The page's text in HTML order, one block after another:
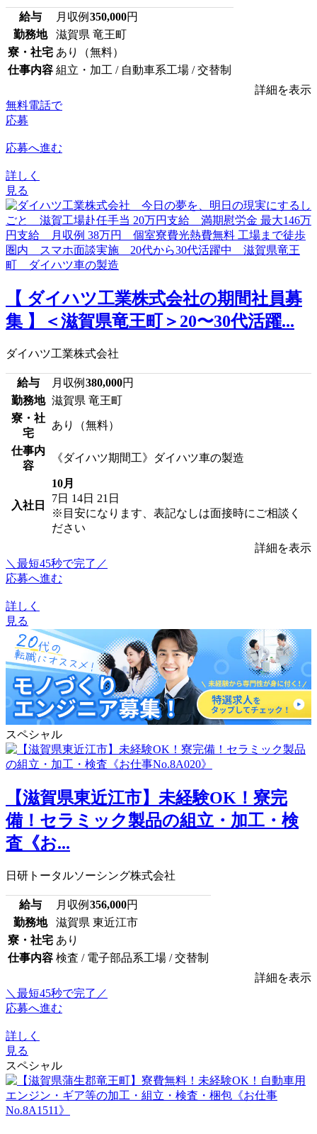
給与 月収例 350,000円
勤務地
滋賀県 竜王町
寮・社宅 あり（無料）
仕事内容 組立・加工 / 自動車系工場 / 交替制
詳細を表示
無料電話で
応募
応募へ進む
詳しく
見る
【 ダイハツ工業株式会社の期間社員募
集 】＜滋賀県竜王町＞20〜30代活躍...
ダイハツ工業株式会社
給与 月収例 380,000円
勤務地 滋賀県 竜王町
寮・社
宅
あり（無料）
仕事内
容
《ダイハツ期間工》ダイハツ車の製造
入社日
10月
7日 14日 21日
※目安になります、表記なしは面接時にご相談く
ださい
詳細を表示
＼最短45秒で完了／
応募へ進む
詳しく
見る
スペシャル
【滋賀県東近江市】未経験OK！寮完
備！セラミック製品の組立・加工・検
査《お...
日研トータルソーシング株式会社
給与 月収例 356,000円
勤務地
滋賀県 東近江市
寮・社宅 あり
仕事内容 検査 / 電子部品系工場 / 交替制
詳細を表示
＼最短45秒で完了／
応募へ進む
詳しく
見る
スペシャル